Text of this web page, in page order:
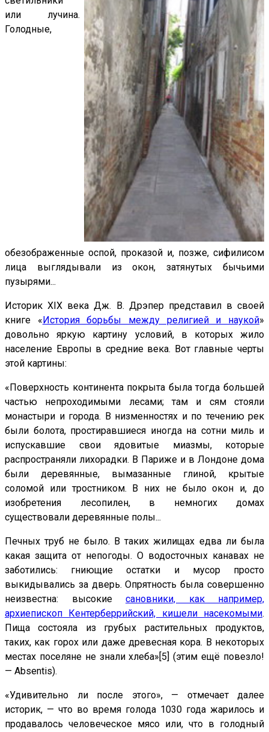
или лучина.
Голодные,
обезображенные оспой, проказой и, позже, сифилисом
лица выглядывали из окон, затянутых бычьими
пузырями...
Историк XIX века Дж. В. Дрэпер представил в своей
книге « История борьбы между религией и наукой»
довольно яркую картину условий, в которых жило
население Европы в средние века. Вот главные черты
этой картины:
«Поверхность континента покрыта была тогда большей
частью непроходимыми лесами; там и сям стояли
монастыри и города. В низменностях и по течению рек
были болота, простиравшиеся иногда на сотни миль и
испускавшие свои ядовитые миазмы, которые
распространяли лихорадки. В Париже и в Лондоне дома
были деревянные, вымазанные глиной, крытые
соломой или тростником. В них не было окон и, до
изобретения лесопилен, в немногих домах
существовали деревянные полы...
Печных труб не было. В таких жилищах едва ли была
какая защита от непогоды. О водосточных канавах не
заботились: гниющие остатки и мусор просто
выкидывались за дверь. Опрятность была совершенно
неизвестна: высокие сановники, как например,
архиепископ Кентерберрийский, кишели насекомыми.
Пища состояла из грубых растительных продуктов,
таких, как горох или даже древесная кора. В некоторых
местах поселяне не знали хлеба» [5] (этим ещё повезло!
— Absentis).
«Удивительно ли после этого», — отмечает далее
историк, — что во время голода 1030 года жарилось и
продавалось человеческое мясо или, что в голодный